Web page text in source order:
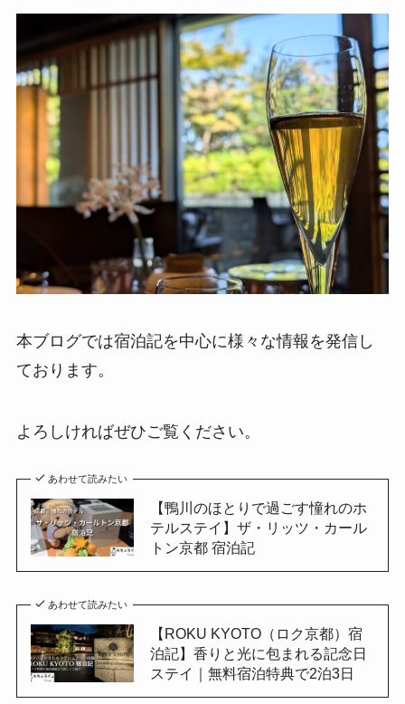
本ブログでは宿泊記を中心に様々な情報を発信し
ております。
よろしければぜひご覧ください。
あわせて読みたい
【鴨川のほとりで過ごす憧れのホ
テルステイ】ザ・リッツ・カール
トン京都 宿泊記
あわせて読みたい
【ROKU KYOTO（ロク京都）宿
泊記】香りと光に包まれる記念日
ステイ｜無料宿泊特典で2泊3日